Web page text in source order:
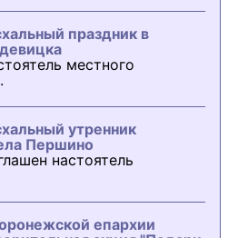
праздник в
местного
утренник
Першино
настоятель
епархии